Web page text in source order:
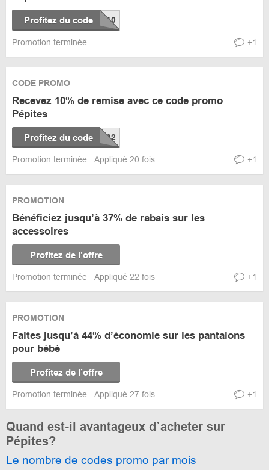
Profitez du code
Promotion terminée +1
CODE PROMO
Recevez 10% de remise avec ce code promo
Pépites
Profitez du code
Promotion terminée Appliqué 20 fois +1
PROMOTION
Bénéficiez jusqu’à 37% de rabais sur les
accessoires
Profitez de l’offre
Promotion terminée Appliqué 22 fois +1
PROMOTION
Faites jusqu’à 44% d’économie sur les pantalons
pour bébé
Profitez de l’offre
Promotion terminée Appliqué 27 fois +1
Quand est-il avantageux d`acheter sur
Pépites?
Le nombre de codes promo par mois